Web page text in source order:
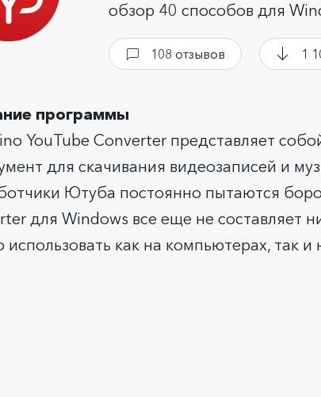
обзор 40 способов для
108 отзывов 1
программы
YouTube Converter представляет
для скачивания видеозаписей и
Ютуба постоянно пытаются
для Windows все еще не составляет
как на компьютерах, так